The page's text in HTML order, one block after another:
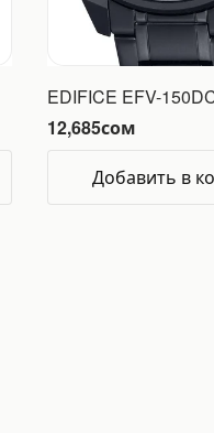
EDIFICE EFV-
12,685сом
Добавить в